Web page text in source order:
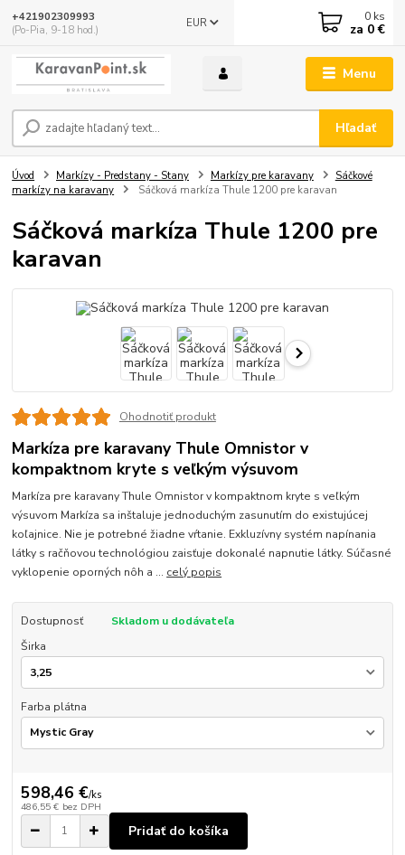
Menu
EUR
Hľadať
+421902309993
(Po-Pia, 9-18 hod.)
0 ks
za 0 €
Úvod Markízy - Predstany - Stany Markízy pre karavany
Sáčkové
markízy na karavany
Sáčková markíza Thule 1200 pre karavan
Sáčková markíza Thule 1200 pre
karavan
Ohodnotiť produkt
Markíza pre karavany Thule Omnistor v
kompaktnom kryte s veľkým výsuvom
Markíza pre karavany Thule Omnistor v kompaktnom kryte s veľkým
výsuvom Markíza sa inštaluje jednoduchým zasunutím do existujúcej
koľajnice. Nie je potrebné žiadne vŕtanie. Exkluzívny systém napínania
látky s račňovou technológiou zaisťuje dokonalé napnutie látky. Súčasné
vyklopenie oporných nôh a ... celý popis
Dostupnosť
Skladom u dodávateľa
Širka
Farba plátna
598,46 €/ks
486,55 € bez DPH
Pridať do košíka